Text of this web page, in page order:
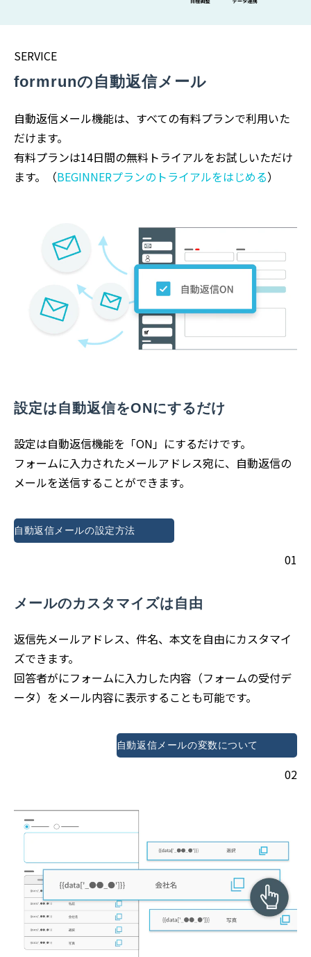
SERVICE
formrunの自動返信メール
自動返信メール機能は、すべての有料プランで利用いた
だけます。
有料プランは14日間の無料トライアルをお試しいただけ
ます。（BEGINNERプランのトライアルをはじめる）
設定は自動返信をONにするだけ
設定は自動返信機能を「ON」にするだけです。
フォームに入力されたメールアドレス宛に、自動返信の
メールを送信することができます。
自動返信メールの設定方法
01
メールのカスタマイズは自由
返信先メールアドレス、件名、本文を自由にカスタマイ
ズできます。
回答者がにフォームに入力した内容（フォームの受付デ
ータ）をメール内容に表示することも可能です。
自動返信メールの変数について
02